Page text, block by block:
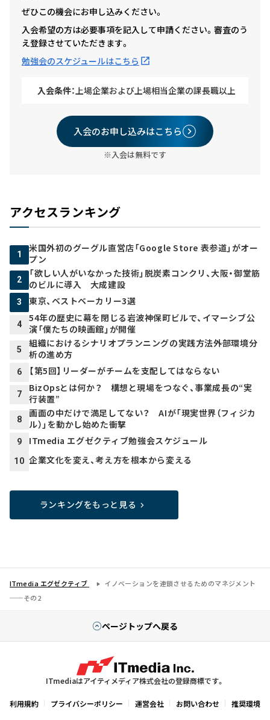
ぜひこの機会にお申し込みください。
入会希望の方は必要事項を記入して申請ください。審査のう
え登録させていただきます。
勉強会のスケジュールはこちら
入会条件： 上場企業および上場相当企業の課長職以上
入会のお申し込みはこちら
※入会は無料です
アクセスランキング
1
米国外初のグーグル直営店「Google Store 表参道」がオー
プン
2
「欲しい人がいなかった技術」脱炭素コンクリ、大阪・御堂筋
のビルに導入 大成建設
3 東京、ベストベーカリー3選
4
54年の歴史に幕を閉じる岩波神保町ビルで、イマーシブ公
演「僕たちの映画館」が開催
5
組織におけるシナリオプランニングの実践方法――外部環境分
析の進め方
6 【第5回】リーダーがチームを支配してはならない
7
BizOpsとは何か？ 構想と現場をつなぐ、事業成長の“実
行装置”
8
画面の中だけで満足してない？ AIが「現実世界（フィジカ
ル）」を動かし始めた衝撃
9 ITmedia エグゼクティブ勉強会スケジュール
10 企業文化を変え、考え方を根本から変える
ランキングをもっと見る
ITmedia エグゼクティブ
イノベーションを連鎖させるためのマネジメント
──その2
ページトップへ戻る
ITmediaはアイティメディア株式会社の登録商標です。
利用規約 プライバシーポリシー 運営会社 お問い合わせ 推奨環境